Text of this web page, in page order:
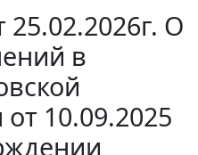
О
в
10.09.2025